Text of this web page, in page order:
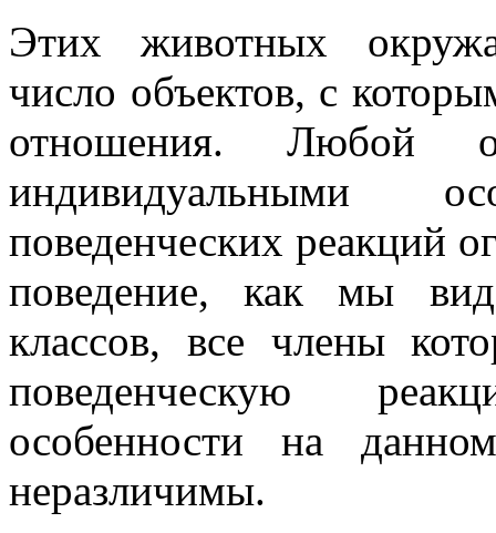
Этих животных
число объектов, с
отношения. Любой
индивидуальными
поведенческих реакций
поведение, как мы
классов, все члены
поведенческую
особенности на
неразличимы.